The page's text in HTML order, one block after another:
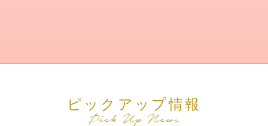
ピックアップ情報